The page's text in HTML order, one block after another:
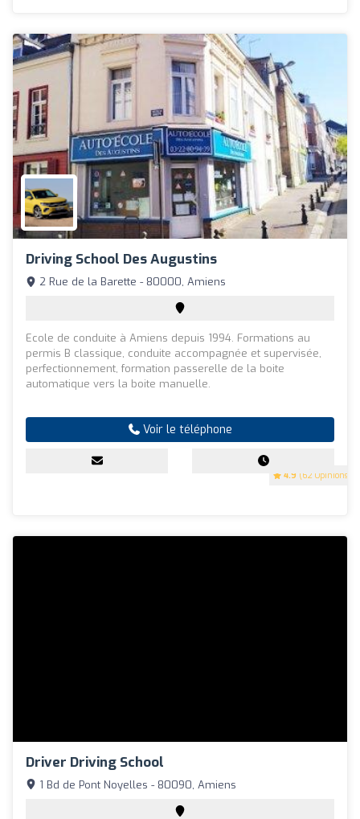
Driving School Des Augustins
4.9 (62 Opinions)
2 Rue de la Barette - 80000, Amiens
Ecole de conduite à Amiens depuis 1994. Formations au
permis B classique, conduite accompagnée et supervisée,
perfectionnement, formation passerelle de la boite
automatique vers la boite manuelle.
Voir le téléphone
Driver Driving School
1 Bd de Pont Noyelles - 80090, Amiens